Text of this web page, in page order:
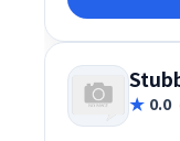
0.0